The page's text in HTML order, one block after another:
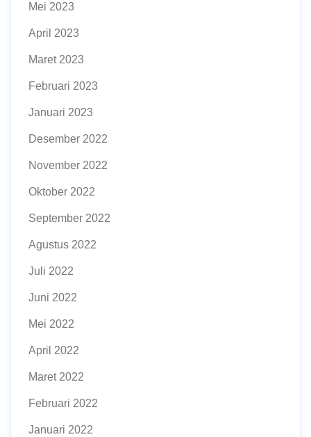
Mei 2023
April 2023
Maret 2023
Februari 2023
Januari 2023
Desember 2022
November 2022
Oktober 2022
September 2022
Agustus 2022
Juli 2022
Juni 2022
Mei 2022
April 2022
Maret 2022
Februari 2022
Januari 2022